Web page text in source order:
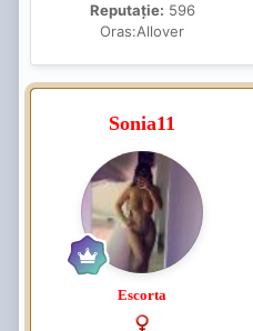
Reputație: 596
Oras:Allover
Sonia11
Escorta